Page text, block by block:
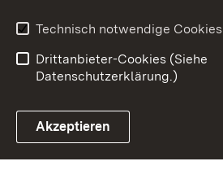
Benutzungshinweise
Technisch notwendige Cookies
Drittanbieter-Cookies (Siehe
Datenschutzerklärung.)
Akzeptieren